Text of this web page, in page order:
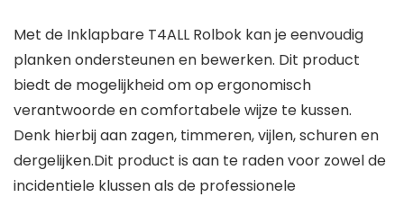
Met de Inklapbare T4ALL Rolbok kan je eenvoudig
planken ondersteunen en bewerken. Dit product
biedt de mogelijkheid om op ergonomisch
verantwoorde en comfortabele wijze te kussen.
Denk hierbij aan zagen, timmeren, vijlen, schuren en
dergelijken.Dit product is aan te raden voor zowel de
incidentiele klussen als de professionele